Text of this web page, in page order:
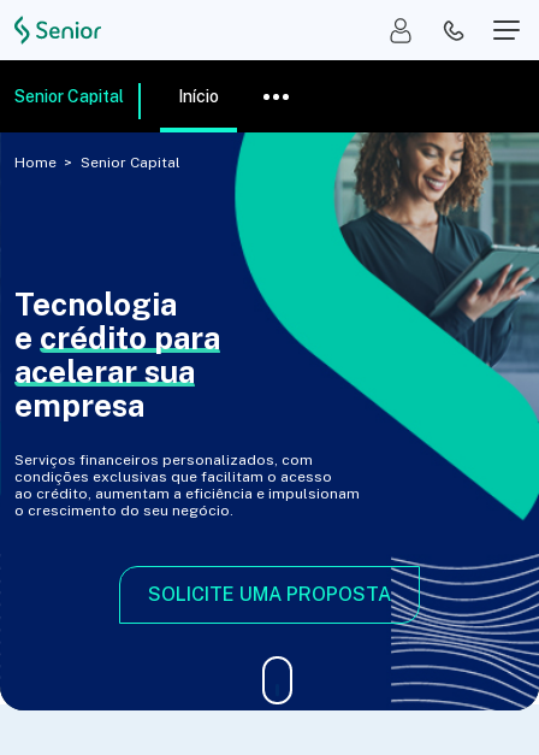
Senior Capital Início
Home Senior Capital
Tecnologia
e crédito para
acelerar sua
empresa
Serviços financeiros personalizados, com
condições exclusivas que facilitam o acesso
ao crédito, aumentam a eficiência e impulsionam
o crescimento do seu negócio.
SOLICITE UMA PROPOSTA